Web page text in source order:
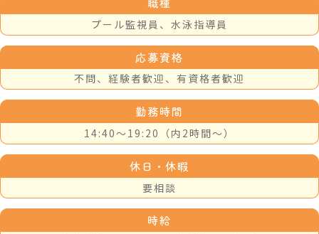
プール監視員、水泳指導員
応募資格
不問、経験者歓迎、有資格者歓迎
勤務時間
14:40〜19:20（内2時間〜）
休日・休暇
要相談
時給